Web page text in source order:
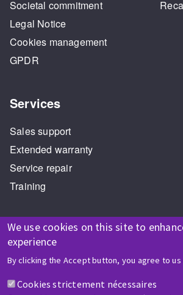
We use cookies on this site to
experience
By clicking the Accept button, you agree to us
Cookies strictement nécessaires
Societal commitment
Legal Notice
Cookies management
GPDR
Services
Sales support
Extended warranty
Service repair
Training
HELP & CONTACT